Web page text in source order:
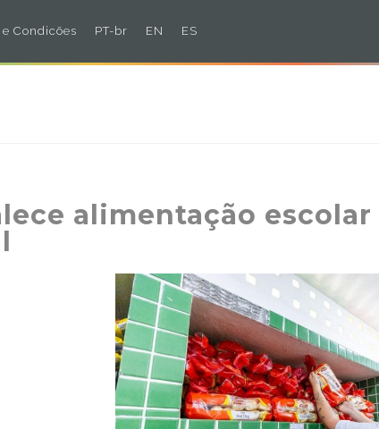
Condicões PT-br EN ES
alimentação